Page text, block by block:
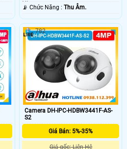
Nhựa.
️📡 Chức Năng :Thu Âm.
Camera DH-IPC-HDBW3441F-AS-
S2
Giá Bán: 5%-35%
Giá gốc: Liên Hệ
782